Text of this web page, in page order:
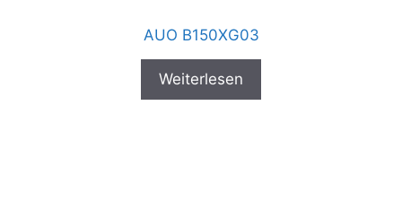
AUO B150XG03
Weiterlesen